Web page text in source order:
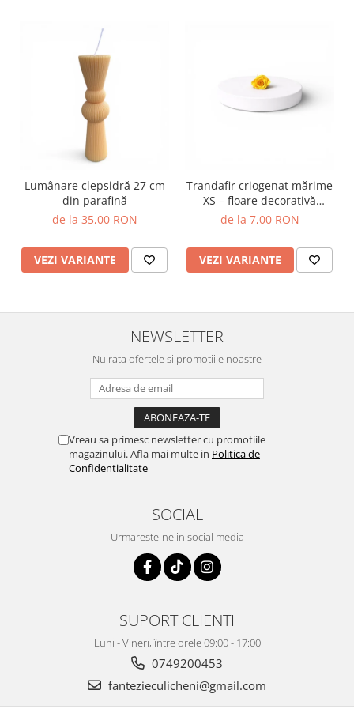
Lumânare clepsidră 27 cm
din parafină
de la 35,00 RON
VEZI VARIANTE
Trandafir criogenat mărime
XS – floare decorativă
naturală
de la 7,00 RON
VEZI VARIANTE
NEWSLETTER
Nu rata ofertele si promotiile noastre
Vreau sa primesc newsletter cu promotiile
magazinului. Afla mai multe in Politica de
Confidentialitate
SOCIAL
Urmareste-ne in social media
SUPORT CLIENTI
Luni - Vineri, între orele 09:00 - 17:00
0749200453
fantezieculicheni@gmail.com